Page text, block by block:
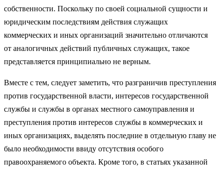
собственности. Поскольку по своей социальной сущности и
юридическим последствиям действия служащих
коммерческих и иных организаций значительно отличаются
от аналогичных действий публичных служащих, такое
представляется принципиально не верным.
Вместе с тем, следует заметить, что разграничив преступления
против государственной власти, интересов государственной
службы и службы в органах местного самоуправления и
преступления против интересов службы в коммерческих и
иных организациях, выделять последние в отдельную главу не
было необходимости ввиду отсутствия особого
правоохраняемого объекта. Кроме того, в статьях указанной